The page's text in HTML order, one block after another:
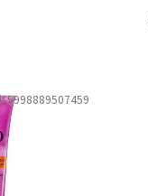
5998889507459